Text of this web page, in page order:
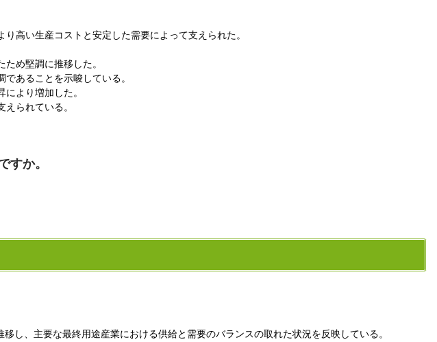
高い生産コストと安定した需要によって支えられた。
め堅調に推移した。
あることを示唆している。
より増加した。
られている。
すか。
し、主要な最終用途産業における供給と需要のバランスの取れた状況を反映している。